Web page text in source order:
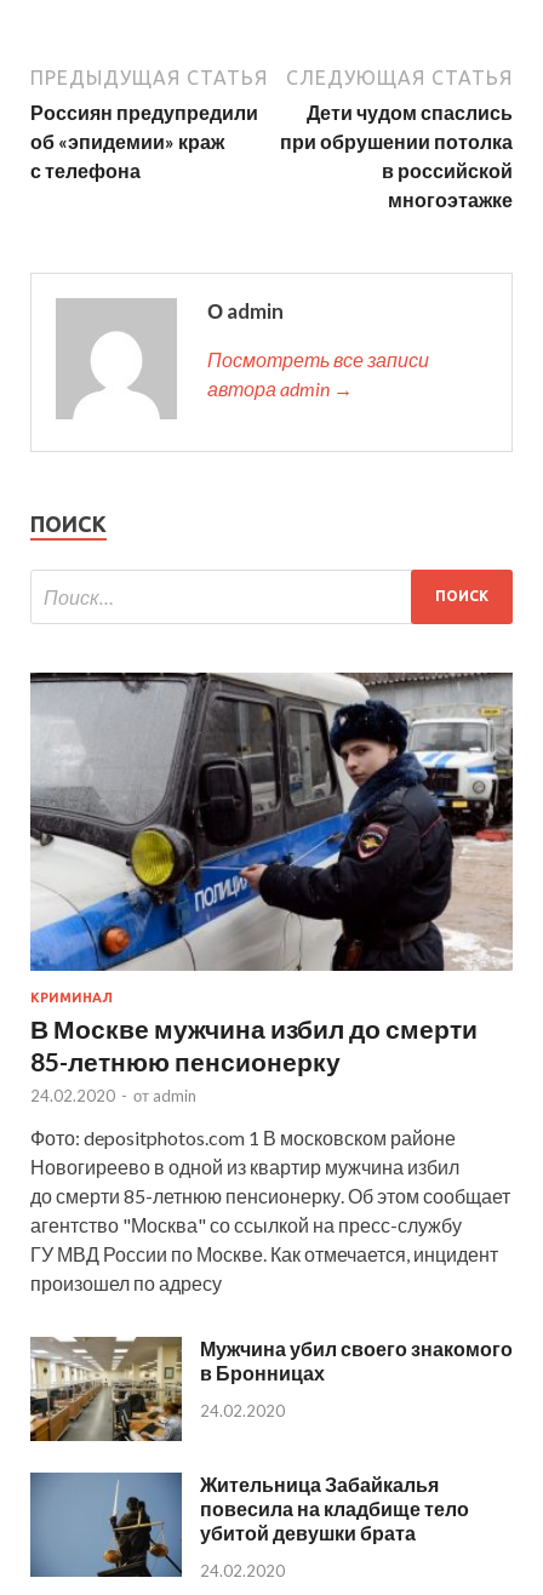
ПРЕДЫДУЩАЯ СТАТЬЯ
Россиян предупредили
об «эпидемии» краж
с телефона
СЛЕДУЮЩАЯ СТАТЬЯ
Дети чудом спаслись
при обрушении потолка
в российской
многоэтажке
О admin
Посмотреть все записи
автора admin →
ПОИСК
КРИМИНАЛ
В Москве мужчина избил до смерти
85-летнюю пенсионерку
24.02.2020 - от admin
Фото: depositphotos.com 1 В московском районе
Новогиреево в одной из квартир мужчина избил
до смерти 85-летнюю пенсионерку. Об этом сообщает
агентство "Москва" со ссылкой на пресс-службу
ГУ МВД России по Москве. Как отмечается, инцидент
произошел по адресу
Мужчина убил своего знакомого
в Бронницах
24.02.2020
Жительница Забайкалья
повесила на кладбище тело
убитой девушки брата
24.02.2020